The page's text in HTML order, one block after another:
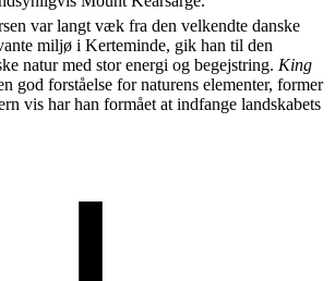
var langt væk fra den velkendte danske
miljø i Kerteminde, gik han til den
natur med stor energi og begejstring. King
god forståelse for naturens elementer, former
vis har han formået at indfange landskabets